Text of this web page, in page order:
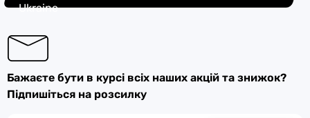
Ukraine
Бажаєте бути в курсі всіх наших акцій та знижок?
Підпишіться на розсилку